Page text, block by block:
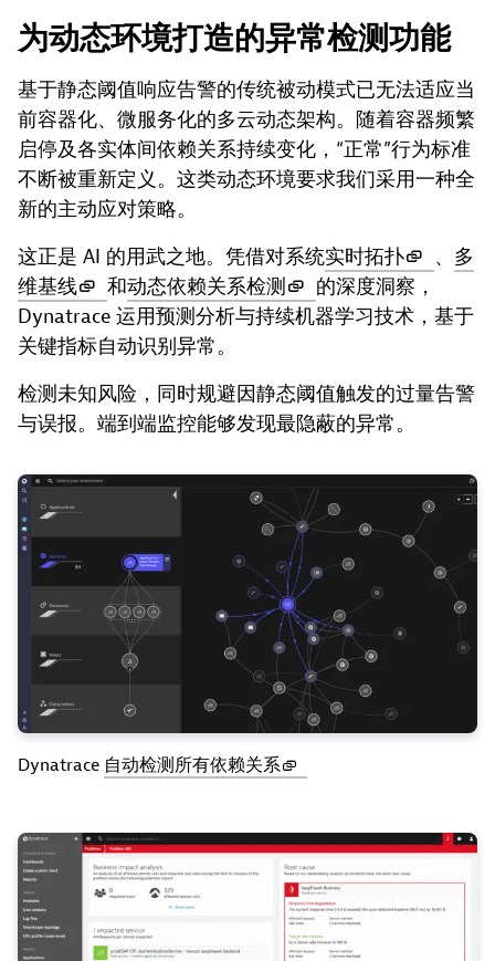
为动态环境打造的异常检测功能
基于静态阈值响应告警的传统被动模式已无法适应当
前容器化、微服务化的多云动态架构。随着容器频繁
启停及各实体间依赖关系持续变化，“正常”行为标准
不断被重新定义。这类动态环境要求我们采用一种全
新的主动应对策略。
这正是 AI 的用武之地。凭借对系统实时拓扑 、 多
维基线
和动态依赖关系检测
的深度洞察，
Dynatrace 运用预测分析与持续机器学习技术，基于
关键指标自动识别异常。
检测未知风险，同时规避因静态阈值触发的过量告警
与误报。端到端监控能够发现最隐蔽的异常。
Dynatrace 自动检测所有依赖关系